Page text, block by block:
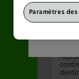
Ce site est
ayez
choisir votre
Paramètres